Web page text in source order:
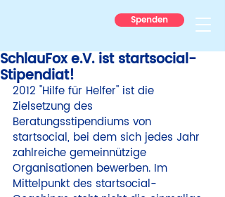
Spenden
SchlauFox e.V. ist startsocial-
Stipendiat!
2012 "Hilfe für Helfer" ist die
Zielsetzung des
Beratungsstipendiums von
startsocial, bei dem sich jedes Jahr
zahlreiche gemeinnützige
Organisationen bewerben. Im
Mittelpunkt des startsocial-